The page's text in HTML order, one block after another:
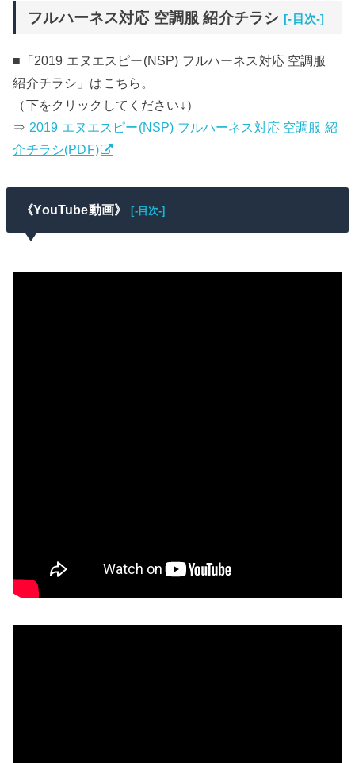
フルハーネス対応 空調服 紹介チラシ [-目次-]
■「2019 エヌエスピー(NSP) フルハーネス対応 空調服
紹介チラシ」はこちら。
（下をクリックしてください↓）
⇒ 2019 エヌエスピー(NSP) フルハーネス対応 空調服 紹
介チラシ(PDF)
《YouTube動画》 [-目次-]